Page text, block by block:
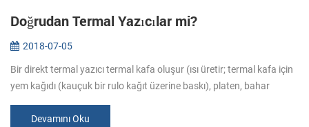
Doğrudan Termal Yazıcılar mi?
2018-07-05
Bir direkt termal yazıcı termal kafa oluşur (ısı üretir; termal kafa için
yem kağıdı (kauçuk bir rulo kağıt üzerine baskı), platen, bahar
Devamını Oku